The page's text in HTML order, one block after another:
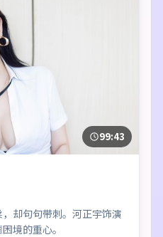
99:43
却句句带刺。河正宇饰演
境的重心。